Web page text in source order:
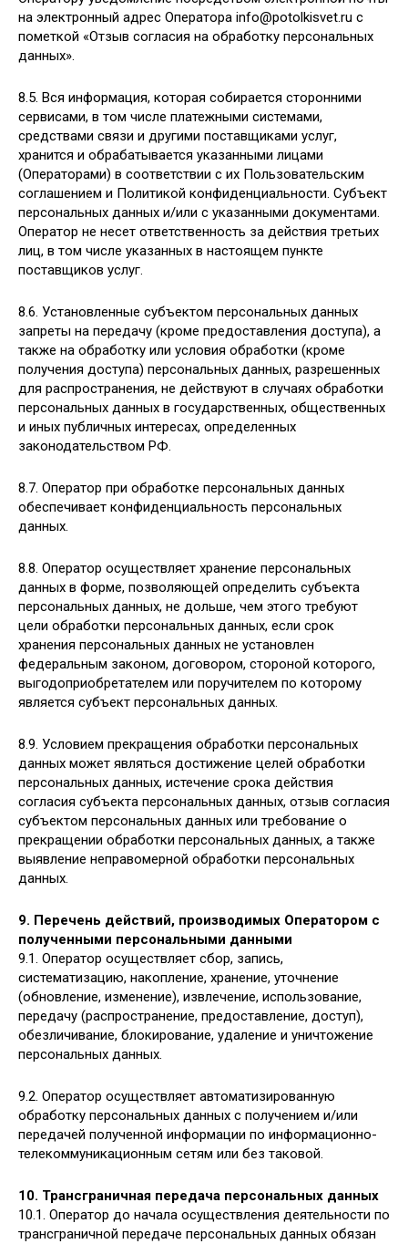
на электронный адрес Оператора info@potolkisvet.ru с
пометкой «Отзыв согласия на обработку персональных
данных».
8.5. Вся информация, которая собирается сторонними
сервисами, в том числе платежными системами,
средствами связи и другими поставщиками услуг,
хранится и обрабатывается указанными лицами
(Операторами) в соответствии с их Пользовательским
соглашением и Политикой конфиденциальности. Субъект
персональных данных и/или с указанными документами.
Оператор не несет ответственность за действия третьих
лиц, в том числе указанных в настоящем пункте
поставщиков услуг.
8.6. Установленные субъектом персональных данных
запреты на передачу (кроме предоставления доступа), а
также на обработку или условия обработки (кроме
получения доступа) персональных данных, разрешенных
для распространения, не действуют в случаях обработки
персональных данных в государственных, общественных
и иных публичных интересах, определенных
законодательством РФ.
8.7. Оператор при обработке персональных данных
обеспечивает конфиденциальность персональных
данных.
8.8. Оператор осуществляет хранение персональных
данных в форме, позволяющей определить субъекта
персональных данных, не дольше, чем этого требуют
цели обработки персональных данных, если срок
хранения персональных данных не установлен
федеральным законом, договором, стороной которого,
выгодоприобретателем или поручителем по которому
является субъект персональных данных.
8.9. Условием прекращения обработки персональных
данных может являться достижение целей обработки
персональных данных, истечение срока действия
согласия субъекта персональных данных, отзыв согласия
субъектом персональных данных или требование о
прекращении обработки персональных данных, а также
выявление неправомерной обработки персональных
данных.
9. Перечень действий, производимых Оператором с
полученными персональными данными
9.1. Оператор осуществляет сбор, запись,
систематизацию, накопление, хранение, уточнение
(обновление, изменение), извлечение, использование,
передачу (распространение, предоставление, доступ),
обезличивание, блокирование, удаление и уничтожение
персональных данных.
9.2. Оператор осуществляет автоматизированную
обработку персональных данных с получением и/или
передачей полученной информации по информационно-
телекоммуникационным сетям или без таковой.
10. Трансграничная передача персональных данных
10.1. Оператор до начала осуществления деятельности по
трансграничной передаче персональных данных обязан